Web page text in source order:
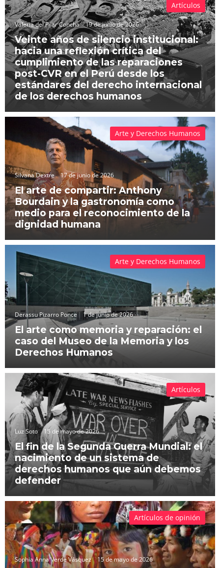
Valeria del Pilar Concha 19 de junio de 2026
Veinte años de silencio institucional:
hacia una reflexión crítica del
cumplimiento de las reparaciones
post-CVR en el Perú desde los
estándares del derecho internacional
de los derechos humanos
Artículos
Silvana Dextre 17 de junio de 2026
El arte de compartir: Anthony
Bourdain y la gastronomía como
medio para el reconocimiento de la
dignidad humana
Arte y Derechos Humanos
Derassu Pizarro Ponce 1 de junio de 2026
El arte como memoria y reparación: el
caso del Museo de la Memoria y los
Derechos Humanos
Arte y Derechos Humanos
Luz Soto 15 de mayo de 2026
El fin de la Segunda Guerra Mundial: el
nacimiento de un sistema de
derechos humanos que aún debemos
defender
Artículos
Sophia Anna Verde Vásquez 15 de mayo de 2026
Artículos de opinión